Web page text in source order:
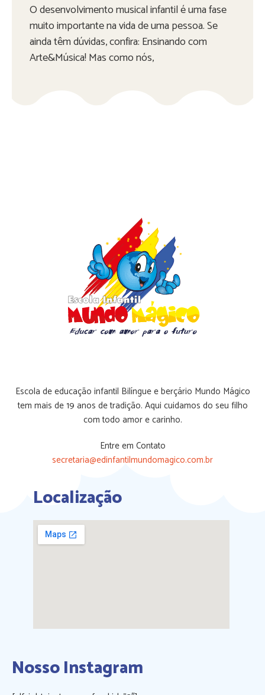
O desenvolvimento musical infantil é uma fase
muito importante na vida de uma pessoa. Se
ainda têm dúvidas, confira: Ensinando com
Arte&Música! Mas como nós,
Escola de educação infantil Bilíngue e berçário Mundo Mágico
tem mais de 19 anos de tradição. Aqui cuidamos do seu filho
com todo amor e carinho.
Entre em Contato
secretaria@edinfantilmundomagico.com.br
Localização
Nosso Instagram